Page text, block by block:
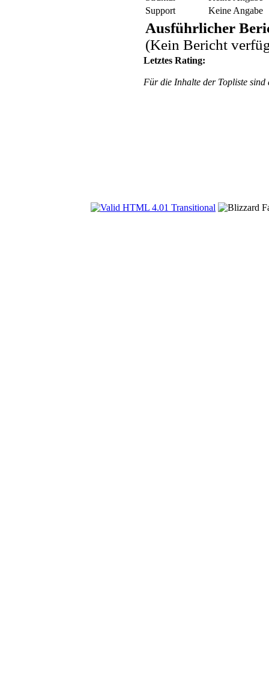
Support
Keine Angabe
Ausführlicher
(Kein Bericht
Letztes Rating:
Für die Inhalte der Topliste